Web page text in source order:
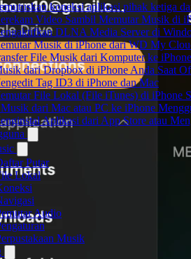
koneksi aplikasi pihak ketiga
Video Sambil Memutar Musik di
DLNA Media Server di
Musik di iPhone dari WD My
File Musik dari Komputer ke
dari Dropbox di iPhone Anda Saat
Tag ID3 di iPhone dan Mac
File Lokal (File iTunes) di iPhone
Musik dari Mac atau PC ke iPhone
Aplikasi dari App Store atau
Putar
Lokal
Audio
Musik